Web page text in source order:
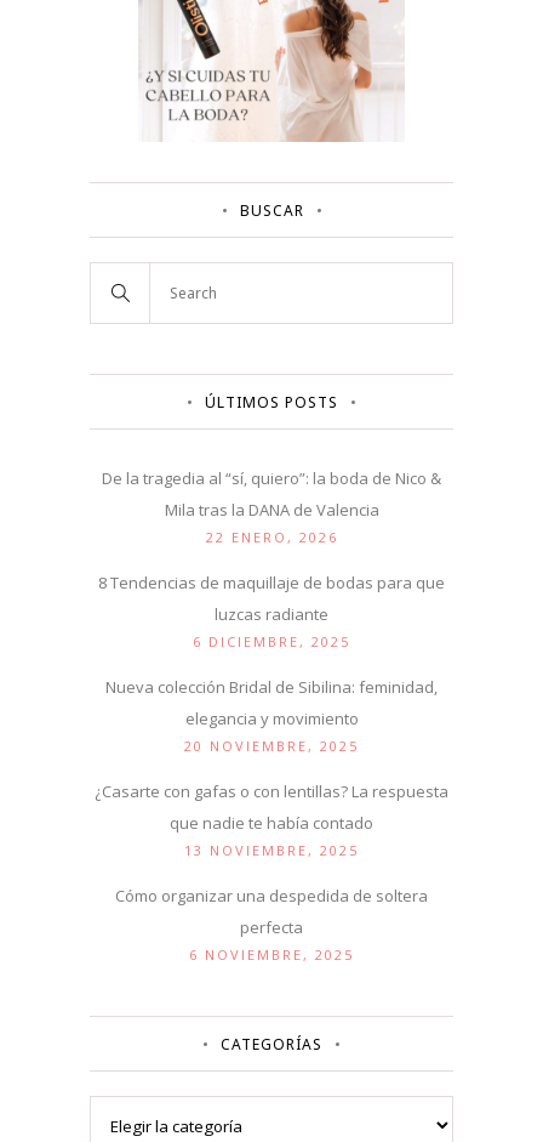
BUSCAR
ÚLTIMOS POSTS
De la tragedia al “sí, quiero”: la boda de Nico &
Mila tras la DANA de Valencia
22 ENERO, 2026
8 Tendencias de maquillaje de bodas para que
luzcas radiante
6 DICIEMBRE, 2025
Nueva colección Bridal de Sibilina: feminidad,
elegancia y movimiento
20 NOVIEMBRE, 2025
¿Casarte con gafas o con lentillas? La respuesta
que nadie te había contado
13 NOVIEMBRE, 2025
Cómo organizar una despedida de soltera
perfecta
6 NOVIEMBRE, 2025
CATEGORÍAS